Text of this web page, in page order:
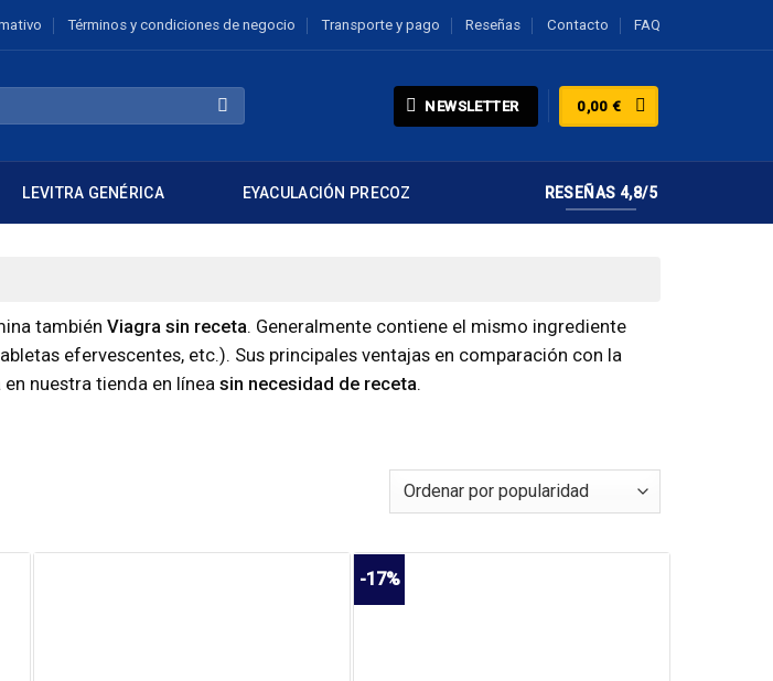
Términos y condiciones de negocio Transporte y pago Reseñas Contacto FAQ
NEWSLETTER 0,00€
LEVITRA GENÉRICA EYACULACIÓN PRECOZ RESEÑAS 4,8/5
también Viagra sin receta. Generalmente contiene el mismo ingrediente
efervescentes, etc.). Sus principales ventajas en comparación con la
en nuestra tienda en línea sin necesidad de receta.
-17%